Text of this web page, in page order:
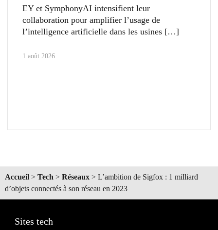
EY et SymphonyAI intensifient leur
collaboration pour amplifier l’usage de
l’intelligence artificielle dans les usines
1 août 2026
Accueil > Tech > Réseaux > L’ambition de Sigfox : 1 milliard
d’objets connectés à son réseau en 2023
Sites tech